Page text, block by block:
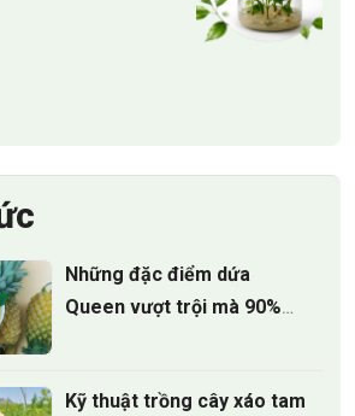
Những đặc điểm dứa
Queen vượt trội mà 90%
Kỹ thuật trồng cây xáo tam